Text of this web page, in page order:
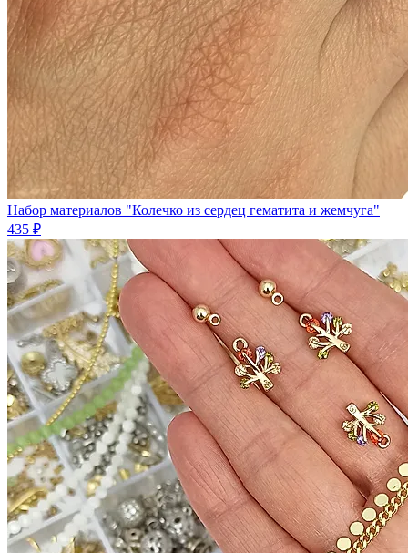
Набор материалов "Колечко из сердец гематита и жемчуга"
435 ₽